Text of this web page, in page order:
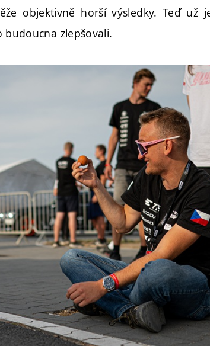
objektivně horší výsledky. Teď už
budoucna zlepšovali.